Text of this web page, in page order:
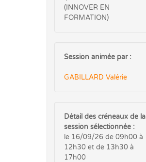
(INNOVER EN
FORMATION)
Session animée par :
GABILLARD Valérie
Détail des créneaux de la
session sélectionnée :
le 16/09/26 de 09h00 à
12h30 et de 13h30 à
17h00